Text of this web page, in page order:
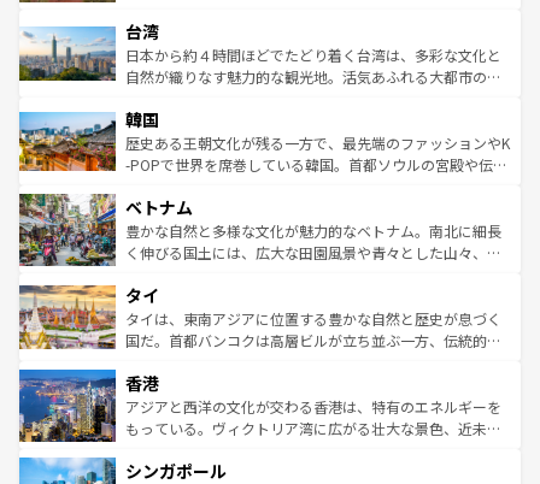
ならではの贅沢な旅のスタイルだ。 なお、新着のアメリカ
情報はコンテンツ一覧を参照してほしい。
れるおもてなしの心で訪れる人々を迎えてくれるハワイの
人々、おいしいローカルフードやハワイアンミュージッ
ク、伝統的なフラダンスなど、すべてがハワイの魅力を彩
ワイを、存分に味わってほしい。 なお、新着のハワイ情報
はコンテンツ一覧を参照してほしい。
リアリーフや大陸中央部にそびえるウルル（エアーズロッ
ク）、タスマニアの美しい原生林やケアンズの熱帯雨林な
ど、見どころがたくさん。また、カフェやワイン、オージ
いる。アクティビティも充実しており、サーフィンやダイ
ビング、ハイキングなど、アウトドア好きにはたまらな
い。オーストラリアの多彩な魅力を存分に味わいつくそ
参照してほしい。
台湾
日本から約４時間ほどでたどり着く台湾は、多彩な文化と
自然が織りなす魅力的な観光地。活気あふれる大都市の台
ン）、静ひつな山岳地帯である台湾東部など、都市の喧騒
と山間の静けさが共存しており、訪れる人に新しい発見と
驚きをもたらしてくれる。また、奥深い台湾の食文化も魅
容にもいいと評判のスイーツなど、バラエティ豊かな料理
が味わえる。 なお、新着の台湾情報は コンテンツ一覧を参
照してほしい。
韓国
歴史ある王朝文化が残る一方で、最先端のファッションやK
-POPで世界を席巻している韓国。首都ソウルの宮殿や伝統
き、地方に足を延ばせば四季折々の自然美を楽しむことが
できる。そして、キムチや焼肉、絶品のストリートフード
まで、さまざまな韓国料理が待っている。夜には、韓国な
リティに包まれながら、韓国の多彩な魅力を心ゆくまで味
わってみてほしい。 なお、新着の韓国情報はコンテンツ一
覧を参照してほしい。
ベトナム
豊かな自然と多様な文化が魅力的なベトナム。南北に細長
く伸びる国土には、広大な田園風景や青々とした山々、世
急速な発展と共に伝統が息づく。ハノイの古い町並みやホ
ーチミン市のフランス統治時代の建物も、独特の雰囲気を
醸し出している。また、バラエティの豊かさとおいしさで
とつ。フォーやバインミー、ベトナムコーヒーなどは、ぜ
ひ現地で味わいたい。どの地域を訪れてもあたたかい人々
が旅行者を迎えてくれるので、きっと忘れられない旅にな
参照してほしい。
タイ
タイは、東南アジアに位置する豊かな自然と歴史が息づく
国だ。首都バンコクは高層ビルが立ち並ぶ一方、伝統的な
の活気が交差している。北部ではチェンマイなどの山岳地
帯で自然と触れ合い、南部ではプーケットやクラビの美し
いビーチでリゾート気分を楽しむことができる。タイ料理
激する。気候は一年中温暖で、どの季節にも異なる楽しみ
香港
アジアと西洋の文化が交わる香港は、特有のエネルギーを
もっている。ヴィクトリア湾に広がる壮大な景色、近未来
み、どこを訪れても感動するはず。観光スポットが密集し
シンガポール